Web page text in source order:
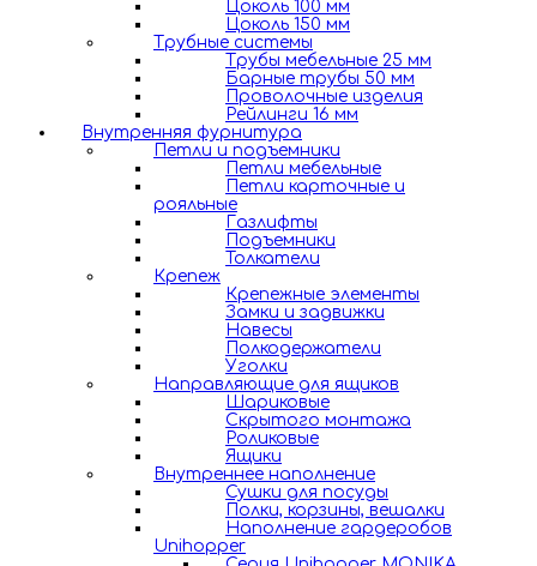
Цоколь 100 мм
Цоколь 150 мм
Трубные системы
Трубы мебельные 25 мм
Барные трубы 50 мм
Проволочные изделия
Рейлинги 16 мм
Внутренняя фурнитура
Петли и подъемники
Петли мебельные
Петли карточные и
рояльные
Газлифты
Подъемники
Толкатели
Крепеж
Крепежные элементы
Замки и задвижки
Навесы
Полкодержатели
Уголки
Направляющие для ящиков
Шариковые
Скрытого монтажа
Роликовые
Ящики
Внутреннее наполнение
Сушки для посуды
Полки, корзины, вешалки
Наполнение гардеробов
Unihopper